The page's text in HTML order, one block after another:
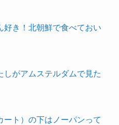
好き！北朝鮮で食べておい
しがアムステルダムで見た
ート）の下はノーパンって